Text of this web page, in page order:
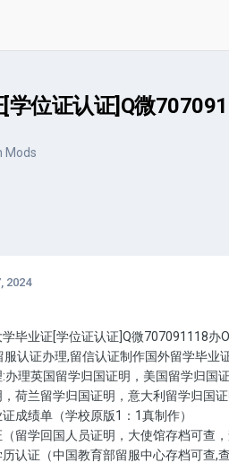
位证认证]Q微
Mods
2024
毕业证[学位证认证]Q微707091118办
认证办理,留信认证制作国外留学毕业
:办理英国留学归国证明，美国留学归国
荷兰留学归国证明，意大利留学归国
成绩单（学校原版1：1真制作）
留学回国人员证明，大使馆存档可查，
认证（中国教育部留服中心存档可查,查